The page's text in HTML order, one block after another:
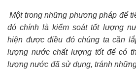
Một trong những phương pháp để
đó chính là kiểm soát tốt lượng
hiện được điều đó chúng ta cần
lượng nước chất lượng tốt để có
lượng nước đã sử dụng, tránh